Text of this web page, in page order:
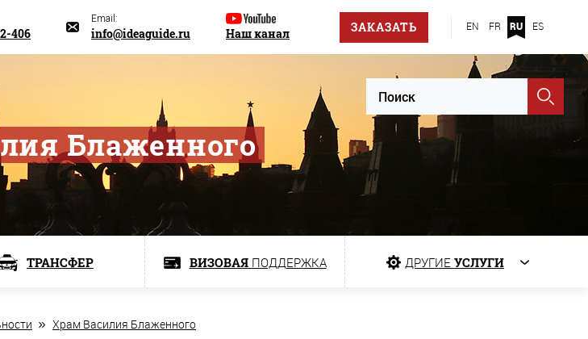
406
Email:
info@ideaguide.ru Наш канал ЗАКАЗАТЬ EN FR RU ES
Блаженного
ТРАНСФЕР ВИЗОВАЯПОДДЕРЖКА ДРУГИЕ УСЛУГИ
Храм Василия Блаженного